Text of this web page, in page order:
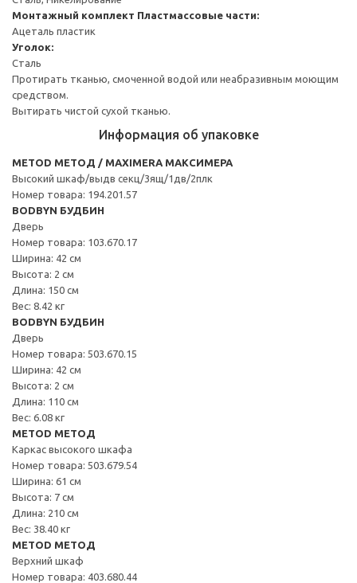
Монтажный комплект Пластмассовые части:
Ацеталь пластик
Уголок:
Сталь
Протирать тканью, смоченной водой или неабразивным моющим
средством.
Вытирать чистой сухой тканью.
Информация об упаковке
METOD МЕТОД / MAXIMERA МАКСИМЕРА
Высокий шкаф/выдв секц/3ящ/1дв/2плк
Номер товара: 194.201.57
BODBYN БУДБИН
Дверь
Номер товара: 103.670.17
Ширина: 42 см
Высота: 2 см
Длина: 150 см
Вес: 8.42 кг
BODBYN БУДБИН
Дверь
Номер товара: 503.670.15
Ширина: 42 см
Высота: 2 см
Длина: 110 см
Вес: 6.08 кг
METOD МЕТОД
Каркас высокого шкафа
Номер товара: 503.679.54
Ширина: 61 см
Высота: 7 см
Длина: 210 см
Вес: 38.40 кг
METOD МЕТОД
Верхний шкаф
Номер товара: 403.680.44